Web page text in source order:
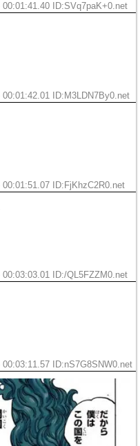
00:01:41.40 ID:SVq7paK+0.net
00:01:42.01 ID:M3LDN7By0.net
00:01:51.07 ID:FjKhzC2R0.net
00:03:03.01 ID:/QL5FZZM0.net
00:03:11.57 ID:nS7G8SNW0.net